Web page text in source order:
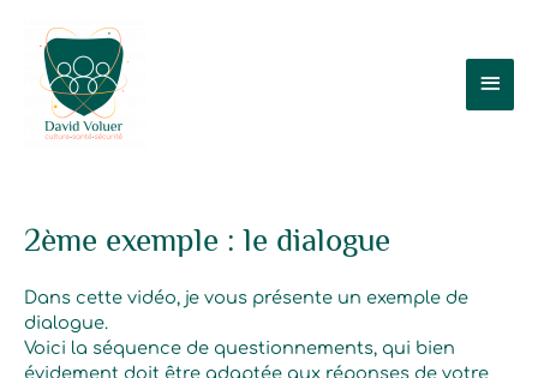
contenu
2ème exemple : le dialogue
Dans cette vidéo, je vous présente un exemple de
dialogue.
Voici la séquence de questionnements, qui bien
évidement doit être adaptée aux réponses de votre